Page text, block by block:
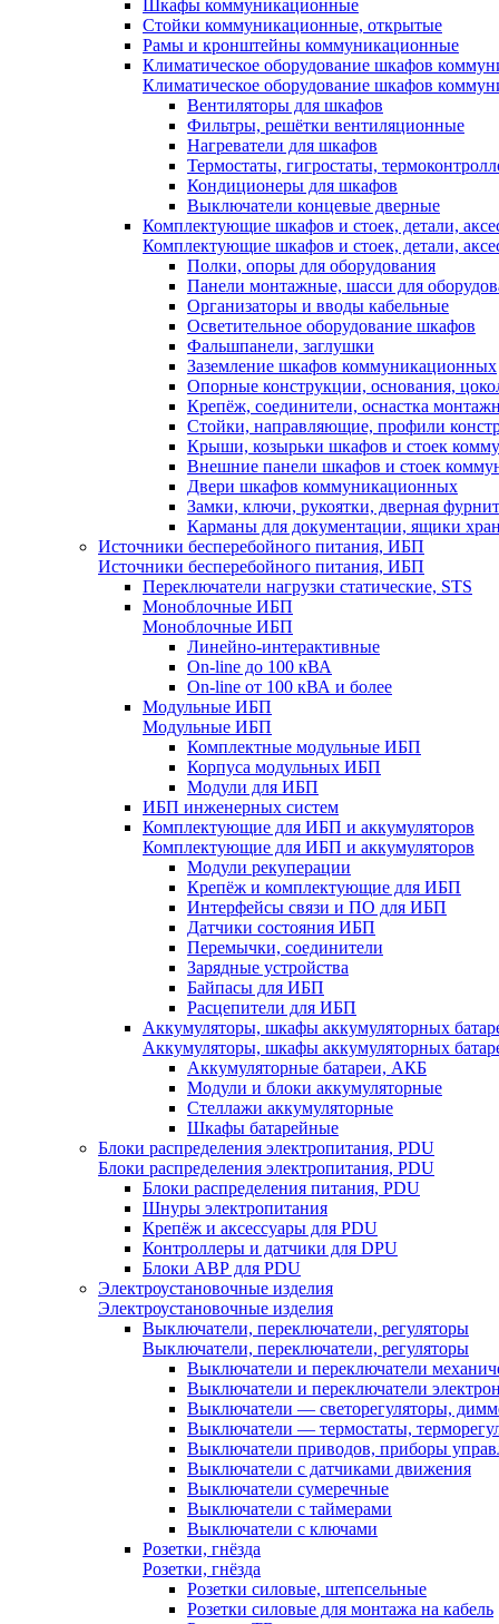
Шкафы коммуникационные
Стойки коммуникационные, открытые
Рамы и кронштейны коммуникационные
Климатическое оборудование шкафов
Климатическое оборудование шкафов
Вентиляторы для шкафов
Фильтры, решётки вентиляционные
Нагреватели для шкафов
Термостаты, гигростаты,
Кондиционеры для шкафов
Выключатели концевые дверные
Комплектующие шкафов и стоек, детали,
Комплектующие шкафов и стоек, детали,
Полки, опоры для оборудования
Панели монтажные, шасси для
Организаторы и вводы кабельные
Осветительное оборудование шкафов
Фальшпанели, заглушки
Заземление шкафов коммуникационных
Опорные конструкции, основания,
Крепёж, соединители, оснастка
Стойки, направляющие, профили
Крыши, козырьки шкафов и стоек
Внешние панели шкафов и стоек
Двери шкафов коммуникационных
Замки, ключи, рукоятки, дверная
Карманы для документации, ящики
Источники бесперебойного питания, ИБП
Источники бесперебойного питания, ИБП
Переключатели нагрузки статические, STS
Моноблочные ИБП
Моноблочные ИБП
Линейно-интерактивные
On-line до 100 кВА
On-line от 100 кВА и более
Модульные ИБП
Модульные ИБП
Комплектные модульные ИБП
Корпуса модульных ИБП
Модули для ИБП
ИБП инженерных систем
Комплектующие для ИБП и аккумуляторов
Комплектующие для ИБП и аккумуляторов
Модули рекуперации
Крепёж и комплектующие для ИБП
Интерфейсы связи и ПО для ИБП
Датчики состояния ИБП
Перемычки, соединители
Зарядные устройства
Байпасы для ИБП
Расцепители для ИБП
Аккумуляторы, шкафы аккумуляторных
Аккумуляторы, шкафы аккумуляторных
Аккумуляторные батареи, АКБ
Модули и блоки аккумуляторные
Стеллажи аккумуляторные
Шкафы батарейные
Блоки распределения электропитания, PDU
Блоки распределения электропитания, PDU
Блоки распределения питания, PDU
Шнуры электропитания
Крепёж и аксессуары для PDU
Контроллеры и датчики для DPU
Блоки АВР для PDU
Электроустановочные изделия
Электроустановочные изделия
Выключатели, переключатели, регуляторы
Выключатели, переключатели, регуляторы
Выключатели и переключатели
Выключатели и переключатели
Выключатели — светорегуляторы,
Выключатели — термостаты,
Выключатели приводов, приборы
Выключатели с датчиками движения
Выключатели сумеречные
Выключатели с таймерами
Выключатели с ключами
Розетки, гнёзда
Розетки, гнёзда
Розетки силовые, штепсельные
Розетки силовые для монтажа на кабель